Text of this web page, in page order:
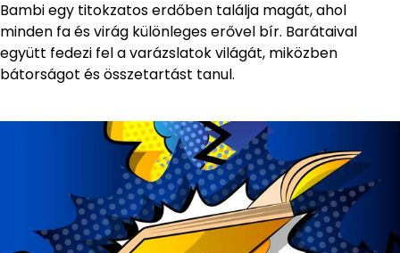
Bambi egy titokzatos erdőben találja magát, ahol
minden fa és virág különleges erővel bír. Barátaival
együtt fedezi fel a varázslatok világát, miközben
bátorságot és összetartást tanul.